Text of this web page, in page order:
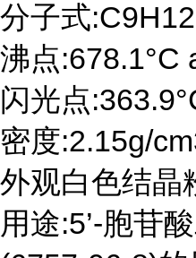
分子式
沸点:678.1°C
闪光点
密度:2.15g/
外观白色结晶
用途:5’-胞苷